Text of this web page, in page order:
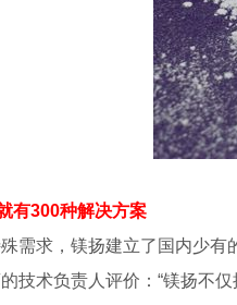
有300种解决方案
需求，镁扬建立了国内少有
技术负责人评价：“镁扬不